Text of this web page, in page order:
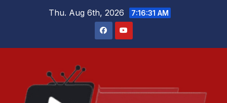
Thu. Aug 6th, 2026 7:16:32 AM